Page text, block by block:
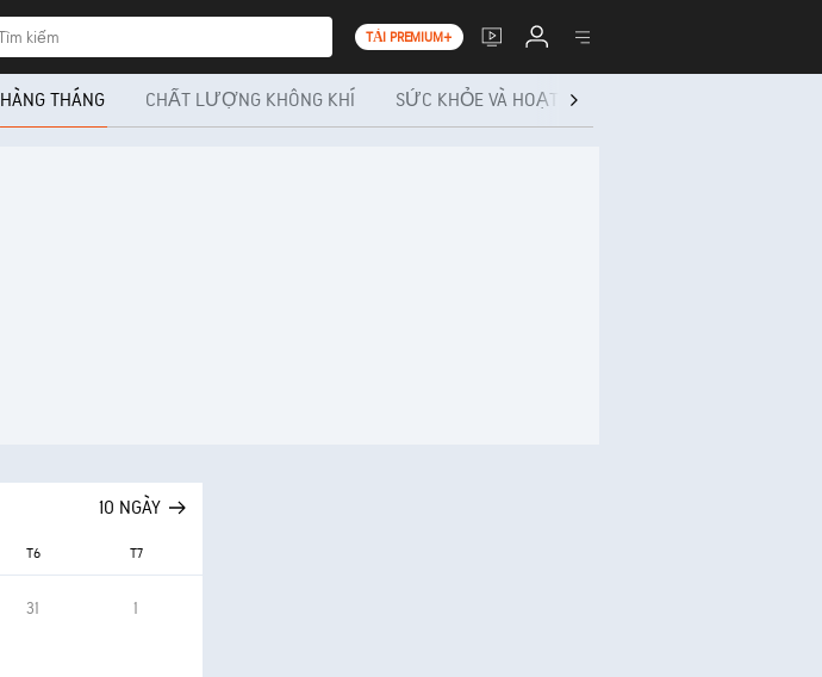
TẢI PREMIUM+
HÀNG THÁNG CHẤT LƯỢNG KHÔNG KHÍ SỨC KHỎE VÀ HOẠT ĐỘNG
10 NGÀY
T6 T7
31 1